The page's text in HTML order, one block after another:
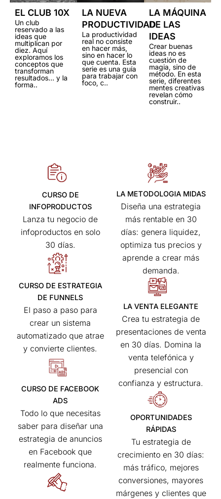
EL CLUB 10X
Un club
reservado a las
ideas que
multiplican por
diez. Aquí
exploramos los
conceptos que
transforman
resultados… y la
forma..
LA NUEVA
PRODUCTIVIDAD
La productividad
real no consiste
en hacer más,
sino en hacer lo
que cuenta. Esta
serie es una guía
para trabajar con
foco, c..
LA MÁQUINA
DE LAS
IDEAS
Crear buenas
ideas no es
cuestión de
magia, sino de
método. En esta
serie, diferentes
mentes creativas
revelan cómo
construir..
CURSO DE
INFOPRODUCTOS
Lanza tu negocio de
infoproductos en solo
30 días.
CURSO DE ESTRATEGIA
DE FUNNELS
El paso a paso para
crear un sistema
automatizado que atrae
y convierte clientes.
CURSO DE FACEBOOK
ADS
Todo lo que necesitas
saber para diseñar una
estrategia de anuncios
en Facebook que
realmente funciona.
LA METODOLOGIA MIDAS
Diseña una estrategia
más rentable en 30
días: genera liquidez,
optimiza tus precios y
aprende a crear más
demanda.
LA VENTA ELEGANTE
Crea tu estrategia de
presentaciones de venta
en 30 días. Domina la
venta telefónica y
presencial con
confianza y estructura.
OPORTUNIDADES
RÁPIDAS
Tu estrategia de
crecimiento en 30 días:
más tráfico, mejores
conversiones, mayores
márgenes y clientes que